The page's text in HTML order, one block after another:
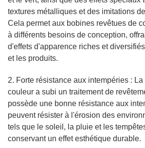
textures métalliques et des imitations
Cela permet aux bobines revêtues de
à différents besoins de conception,
d'effets d'apparence riches et
et les produits.
2. Forte résistance aux intempéries :
couleur a subi un traitement de
possède une bonne résistance aux
peuvent résister à l'érosion des
tels que le soleil, la pluie et les
conservant un effet esthétique durable.